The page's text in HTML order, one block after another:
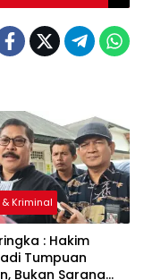
Kriminal
: Hakim
Tumpuan
Bukan Sarana